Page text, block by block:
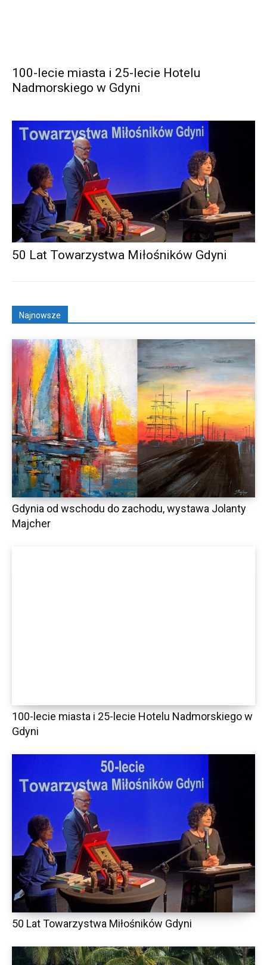
100-lecie miasta i 25-lecie Hotelu
Nadmorskiego w Gdyni
50 Lat Towarzystwa Miłośników Gdyni
Najnowsze
Gdynia od wschodu do zachodu, wystawa Jolanty
Majcher
100-lecie miasta i 25-lecie Hotelu Nadmorskiego w
Gdyni
50 Lat Towarzystwa Miłośników Gdyni